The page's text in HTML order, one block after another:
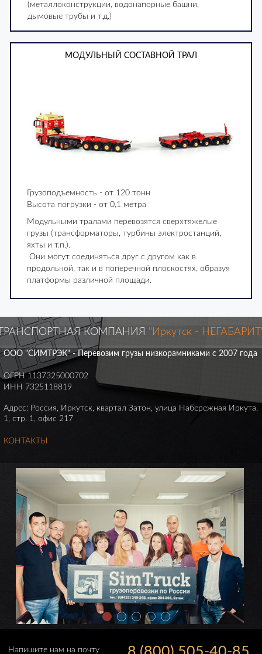
(металлоконструкции, водонапорные башни,
дымовые трубы и т.д.)
МОДУЛЬНЫЙ СОСТАВНОЙ ТРАЛ
Грузоподъемность - от 120 тонн
Высота погрузки - от 0,1 метра
Модульными тралами перевозятся сверхтяжелые
грузы (трансформаторы, турбины электростанций,
яхты и т.п.).
Они могут соединяться друг с другом как в
продольной, так и в поперечной плоскостях, образуя
платформы различной площади.
КОМПАНИЯ "Иркутск -
ООО "СИМТРЭК" - Перевозим грузы низкорамниками с 2007 года
ОГРН 1137325000702
ИНН 7325118819
Адрес: Россия, Иркутск, квартал Затон, улица Набережная Иркута,
1, стр. 1, офис 217
КОНТАКТЫ
Напишите нам на почту